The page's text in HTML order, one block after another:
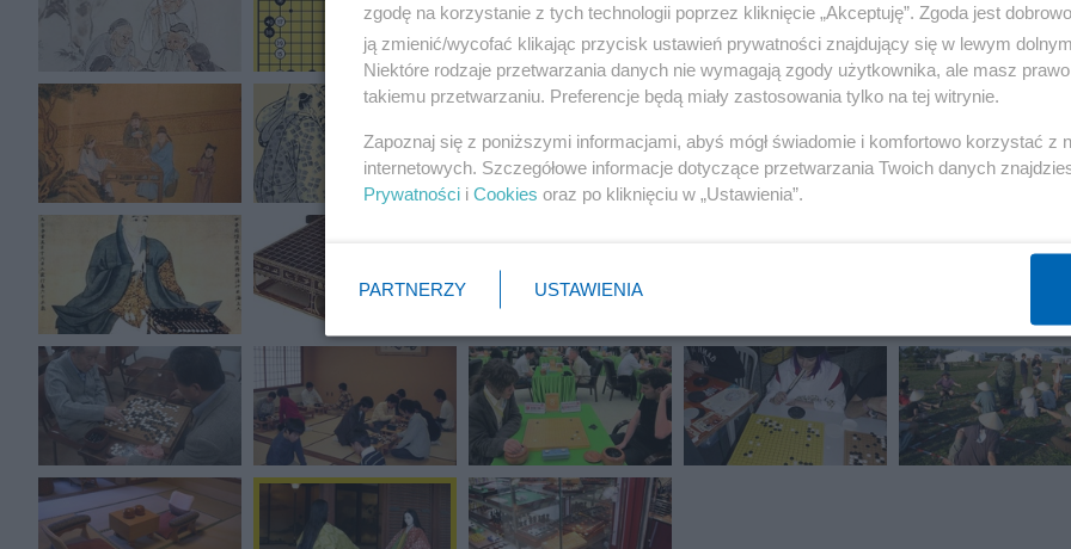
zgodę na korzystanie z tych technologii poprzez kliknięcie „Akceptuję”. Zgoda jest
ją zmienić/wycofać klikając przycisk ustawień prywatności znajdujący się w lewym
Niektóre rodzaje przetwarzania danych nie wymagają zgody użytkownika, ale masz
takiemu przetwarzaniu. Preferencje będą miały zastosowania tylko na tej witrynie.
Zapoznaj się z poniższymi informacjami, abyś mógł świadomie i komfortowo korzystać z
internetowych. Szczegółowe informacje dotyczące przetwarzania Twoich danych
Prywatności i Cookies oraz po kliknięciu w „Ustawienia”.
PARTNERZY USTAWIENIA